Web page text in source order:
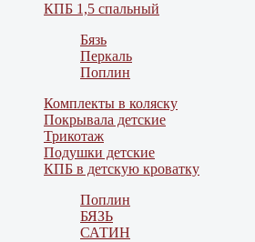
КПБ 1,5 спальный
Бязь
Перкаль
Поплин
Комплекты в коляску
Покрывала детские
Трикотаж
Подушки детские
КПБ в детскую кроватку
Поплин
БЯЗЬ
САТИН